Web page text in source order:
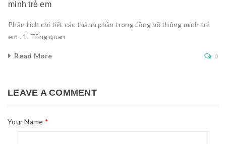
minh trẻ em
Phân tích chi tiết các thành phần trong đồng hồ thông minh trẻ
em . 1. Tổng quan
Read More 0
LEAVE A COMMENT
Your Name *